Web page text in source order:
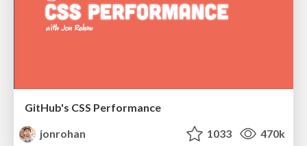
GitHub's CSS Performance
jonrohan
1033 470k